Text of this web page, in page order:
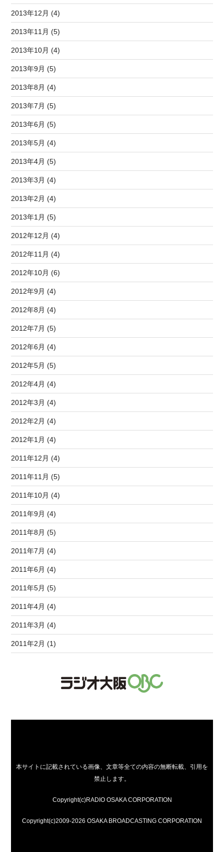
2013年12月 (4)
2013年11月 (5)
2013年10月 (4)
2013年9月 (5)
2013年8月 (4)
2013年7月 (5)
2013年6月 (5)
2013年5月 (4)
2013年4月 (5)
2013年3月 (4)
2013年2月 (4)
2013年1月 (5)
2012年12月 (4)
2012年11月 (4)
2012年10月 (6)
2012年9月 (4)
2012年8月 (4)
2012年7月 (5)
2012年6月 (4)
2012年5月 (5)
2012年4月 (4)
2012年3月 (4)
2012年2月 (4)
2012年1月 (4)
2011年12月 (4)
2011年11月 (5)
2011年10月 (4)
2011年9月 (4)
2011年8月 (5)
2011年7月 (4)
2011年6月 (4)
2011年5月 (5)
2011年4月 (4)
2011年3月 (4)
2011年2月 (1)
本サイトに記載されている画像、文章等全ての内容の無断転載、引用を
禁止します。
Copyright(c)RADIO OSAKA CORPORATION
Copyright(c)2009-2026 OSAKA BROADCASTING CORPORATION